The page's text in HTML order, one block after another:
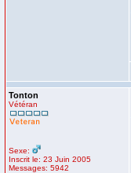
Tonton
Vétéran
Sexe:
Inscrit le: 23 Juin 2005
Messages: 5942